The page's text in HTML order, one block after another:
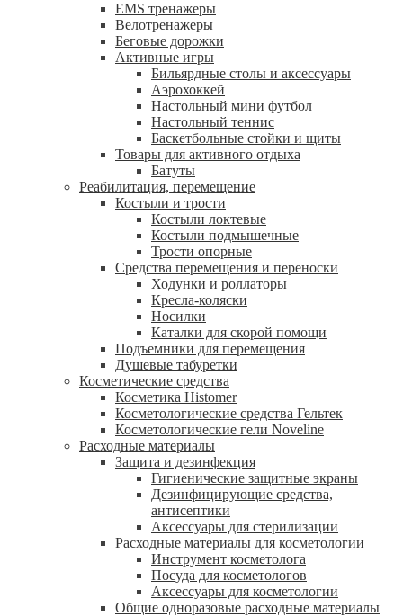
EMS тренажеры
Велотренажеры
Беговые дорожки
Активные игры
Бильярдные столы и аксессуары
Аэрохоккей
Настольный мини футбол
Настольный теннис
Баскетбольные стойки и щиты
Товары для активного отдыха
Батуты
Реабилитация, перемещение
Костыли и трости
Костыли локтевые
Костыли подмышечные
Трости опорные
Средства перемещения и переноски
Ходунки и роллаторы
Кресла-коляски
Носилки
Каталки для скорой помощи
Подъемники для перемещения
Душевые табуретки
Косметические средства
Косметика Histomer
Косметологические средства Гельтек
Косметологические гели Noveline
Расходные материалы
Защита и дезинфекция
Гигиенические защитные экраны
Дезинфицирующие средства,
антисептики
Аксессуары для стерилизации
Расходные материалы для косметологии
Инструмент косметолога
Посуда для косметологов
Аксессуары для косметологии
Общие одноразовые расходные материалы